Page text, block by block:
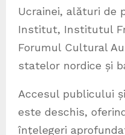
Ucrainei, alături de
Institut, Institutul
Forumul Cultural
statelor nordice și
Accesul publicului
este deschis,
înțelegeri